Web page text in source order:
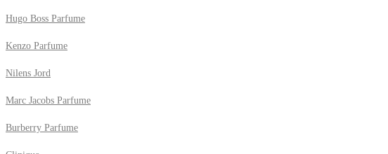
Hugo Boss Parfume
Kenzo Parfume
Nilens Jord
Marc Jacobs Parfume
Burberry Parfume